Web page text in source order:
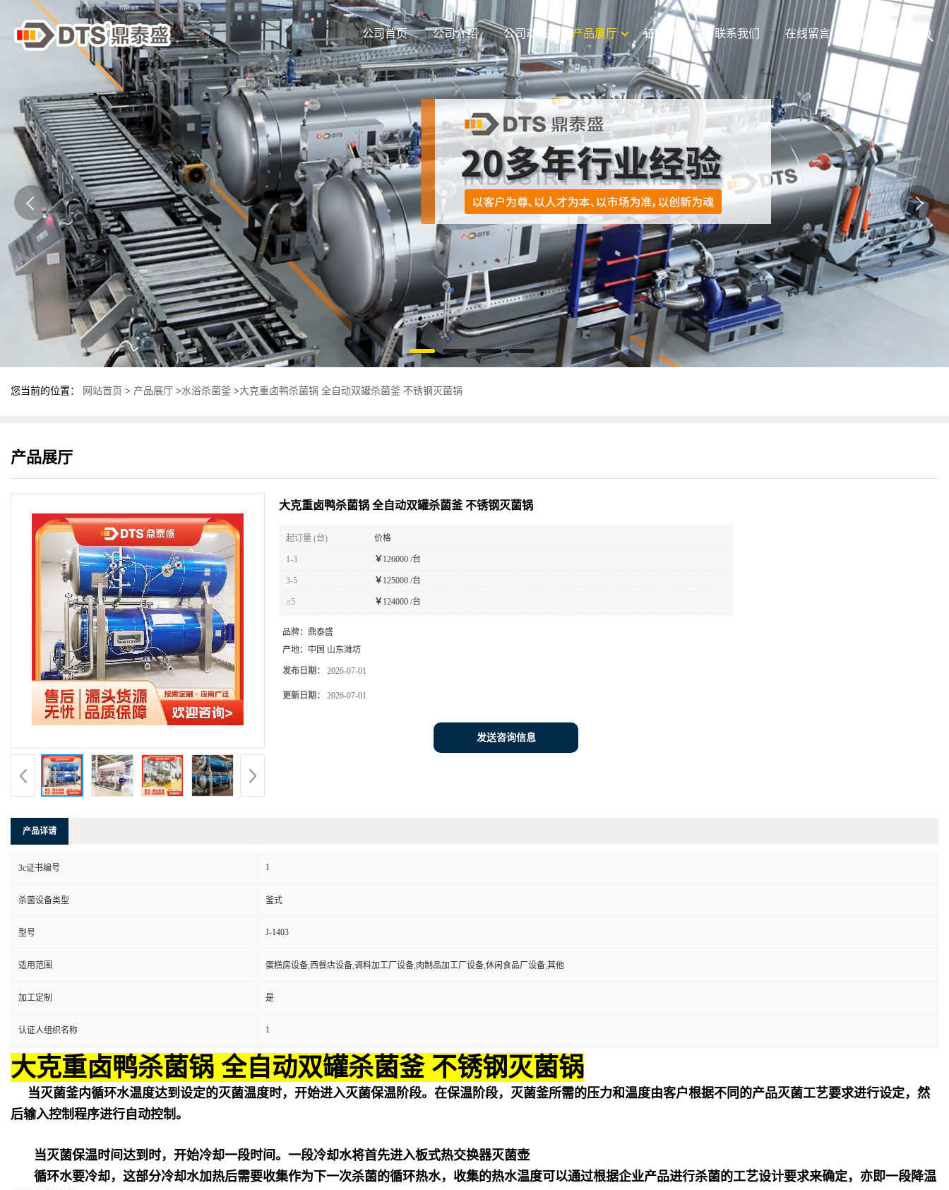
公司首页 公司介绍 公司动态 产品展厅 证书荣誉 联系我们 在线留言 在线招聘
您当前的位置： 网站首页 > 产品展厅 >水浴杀菌釜 >大克重卤鸭杀菌锅 全自动双罐杀菌釜 不锈钢灭菌锅
产品展厅
大克重卤鸭杀菌锅 全自动双罐杀菌釜 不锈钢灭菌锅
起订量 (台) 价格
1-3 ￥ 126000 /台
3-5 ￥ 125000 /台
≥5 ￥ 124000 /台
品牌： 鼎泰盛
产地： 中国 山东潍坊
发布日期： 2026-07-01
更新日期： 2026-07-01
发送咨询信息
产品详请
3c证书编号 1
杀菌设备类型 釜式
型号 J-1403
适用范围 蛋糕房设备,西餐店设备,调料加工厂设备,肉制品加工厂设备,休闲食品厂设备,其他
加工定制 是
认证人组织名称 1
大克重卤鸭杀菌锅 全自动双罐杀菌釜 不锈钢灭菌锅
当灭菌釜内循环水温度达到设定的灭菌温度时，开始进入灭菌保温阶段。在保温阶段，灭菌釜所需的压力和温度由客户根据不同的产品灭菌工艺要求进行设定，然
后输入控制程序进行自动控制。
当灭菌保温时间达到时，开始冷却一段时间。一段冷却水将首先进入板式热交换器灭菌壶
循环水要冷却，这部分冷却水加热后需要收集作为下一次杀菌的循环热水，收集的热水温度可以通过根据企业产品进行杀菌的工艺设计要求来确定，亦即一段降温